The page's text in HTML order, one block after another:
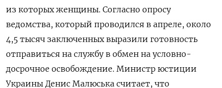
из которых женщины. Согласно опросу
ведомства, который проводился в апреле, около
4,5 тысяч заключенных выразили готовность
отправиться на службу в обмен на условно-
досрочное освобождение. Министр юстиции
Украины Денис Малюська считает, что